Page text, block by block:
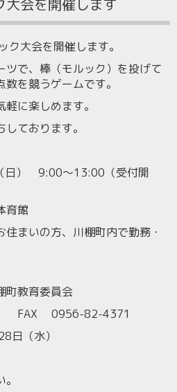
会を開催します
大会を開催します。
ツで、棒（モルック）を投げて
を競うゲームです。
に楽しめます。
ております。
日） 9:00～13:00（受付開
育館
住まいの方、川棚町内で勤務・
町教育委員会
0956-82-4371
日（水）